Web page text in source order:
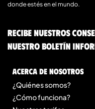
donde estés en el mundo.
Recibe nuestros
nuestro boletín
Acerca de nosotros
¿Quiénes somos?
¿Cómo funciona?